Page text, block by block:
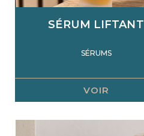
SÉRUM LIFTANT
SÉRUMS
VOIR